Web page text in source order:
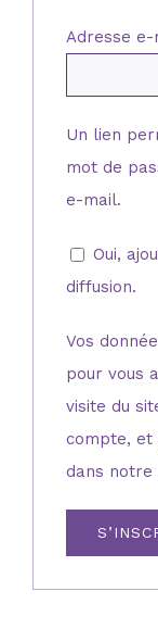
Adresse e-
Un lien
mot de
e-mail.
Oui,
diffusion.
Vos
pour vous
visite du
compte, et
dans notre